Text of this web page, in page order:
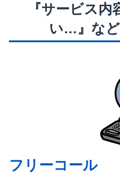
『サービス
い…』な
フリーコール